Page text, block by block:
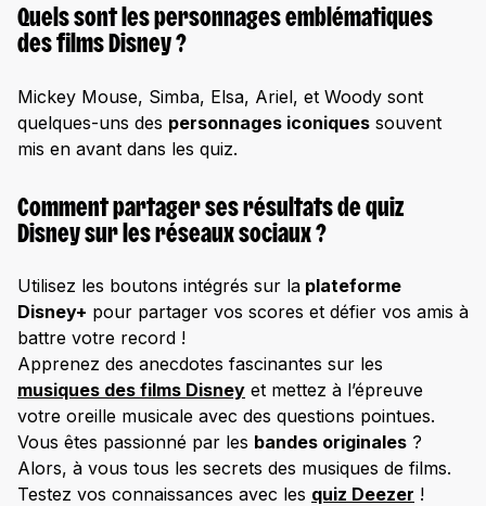
Quels sont les personnages emblématiques
des films Disney ?
Mickey Mouse, Simba, Elsa, Ariel, et Woody sont
quelques-uns des personnages iconiques souvent
mis en avant dans les quiz.
Comment partager ses résultats de quiz
Disney sur les réseaux sociaux ?
Utilisez les boutons intégrés sur la plateforme
Disney+ pour partager vos scores et défier vos amis à
battre votre record !
Apprenez des anecdotes fascinantes sur les
musiques des films Disney et mettez à l’épreuve
votre oreille musicale avec des questions pointues.
Vous êtes passionné par les bandes originales ?
Alors, à vous tous les secrets des musiques de films.
Testez vos connaissances avec les quiz Deezer !